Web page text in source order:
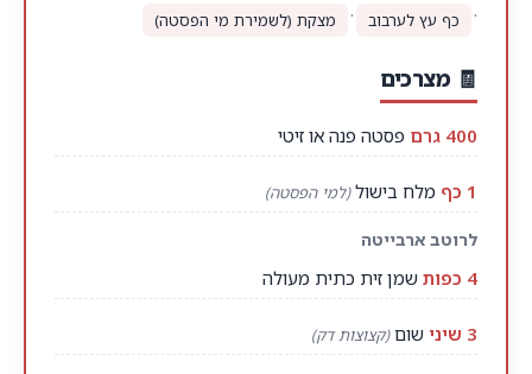
· כף עץ לערבוב · מצקת (לשמירת מי הפסטה)
🧾 מצרכים
400 גרם פסטה פנה או זיטי
1 כף מלח בישול(למי הפסטה)
לרוטב ארבייטה
4 כפות שמן זית כתית מעולה
3 שיני שום(קצוצות דק)